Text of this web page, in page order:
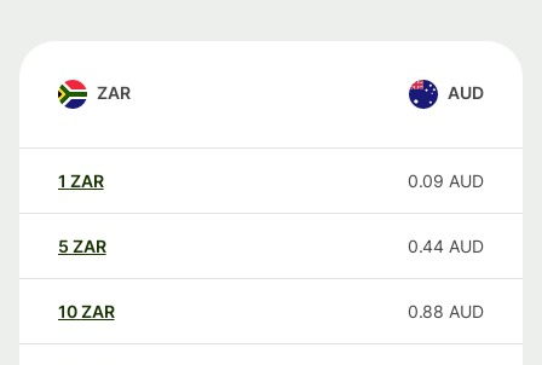
ZAR AUD
1 ZAR 0.09 AUD
5 ZAR 0.44 AUD
10ZAR 0.88 AUD